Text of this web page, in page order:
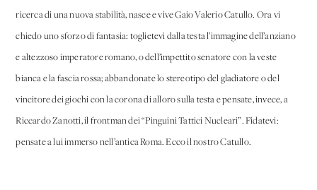
ricerca di una nuova stabilità, nasce e vive Gaio Valerio Catullo. Ora vi
chiedo uno sforzo di fantasia: toglietevi dalla testa l’immagine dell’anziano
e altezzoso imperatore romano, o dell’impettito senatore con la veste
bianca e la fascia rossa; abbandonate lo stereotipo del gladiatore o del
vincitore dei giochi con la corona di alloro sulla testa e pensate, invece, a
Riccardo Zanotti, il frontman dei “Pinguini Tattici Nucleari”. Fidatevi:
pensate a lui immerso nell’antica Roma. Ecco il nostro Catullo.